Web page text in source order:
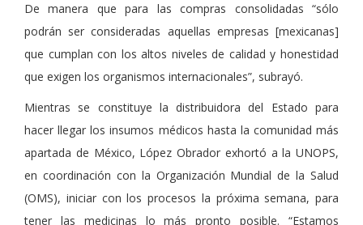
De manera que para las compras consolidadas
sólo
podrán ser consideradas aquellas empresas [mexicanas]
que cumplan con los altos niveles de calidad y honestidad
que exigen los organismos internacionales , subrayó.
Mientras se constituye la distribuidora del Estado para
hacer llegar los insumos médicos hasta la comunidad más
apartada de México, López Obrador exhortó a la UNOPS,
en coordinación con la Organización Mundial de la Salud
(OMS), iniciar con los procesos la próxima semana, para
tener las medicinas lo más pronto posible.
Estamos